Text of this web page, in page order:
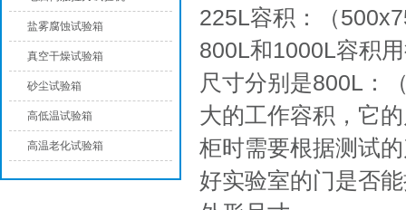
225L容积：（
800L和1000L容积
尺寸分别是800L：
大的工作容积，它
柜时需要根据测试
好实验室的门是否
盐雾腐蚀试验箱
真空干燥试验箱
砂尘试验箱
高低温试验箱
高温老化试验箱